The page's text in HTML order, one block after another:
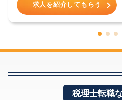
求人を紹介してもらう
税理士転職